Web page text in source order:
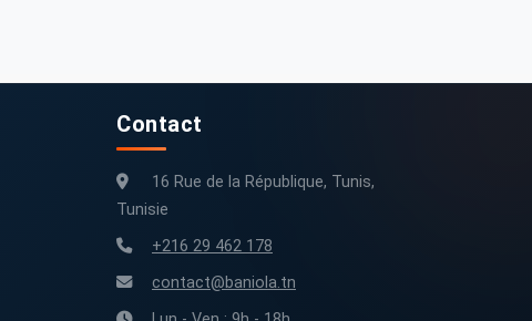
Contact
16 Rue de la République, Tunis,
Tunisie
+216 29 462 178
contact@baniola.tn